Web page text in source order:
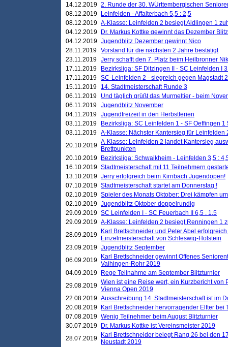
14.12.2019 2. Runde der 30. WÜrttembergischen
08.12.2019
Leinfelden - Affalterbach 5,5 : 2,5
08.12.2019 A-Klasse: Leinfelden 2 besiegt Aidlingen 1
04.12.2019
Dr. Markus Kottke gewinnt das Dezember
04.12.2019 Jugendblitz Dezember gewinnt Nico
28.11.2019 Vorstand für die nächsten 2 Jahre bestätigt
23.11.2019 Jerry schafft den 7. Platz beim Heilbronner
17.11.2019
Bezirksliga: SF Ditzingen II - SC Leinfelden I
17.11.2019 SC-Leinfelden 2 - siegreich gegen Magstadt 2
15.11.2019
14. Stadtmeisterschaft Runde 3
06.11.2019
Und täglich grüßt das Murmeltier - beim
06.11.2019 Jugendblitz November
04.11.2019 Jugendfreizeit in den Herbstferien
03.11.2019
Bezirksliga: SC Leinfelden 1 - SF Oeffingen 1
03.11.2019 A-Klasse: Nächster Kantersieg für Leinfelden
20.10.2019 A-Klasse: Leinfelden 2 landet Kantersieg
Brettpunkten
20.10.2019
Bezirksliga: Schwaikheim - Leinfelden 3,5 :
16.10.2019 Stadtmeisterschaft mit 11 Teilnehmern
13.10.2019 Jerry erfolgreich beim Kirnbach Jugendopen!
07.10.2019 Stadtmeisterschaft startet am Donnerstag !
02.10.2019 Spieler des Monats Oktober: Drei kämpfen
02.10.2019 Jugendblitz Oktober doppelrundig
29.09.2019 SC Leinfelden I - SC Feuerbach II 6,5 . 1,5
29.09.2019 A-Klasse: Leinfelden 2 besiegt Renningen 1
28.09.2019
Karl Brettschneider und Peter Abel
Einzelmeisterschaft von Schleswig-Holstein
23.09.2019 Jugendblitz September
06.09.2019
Karl Brettschneider gewinnt Offenes
Vaihingen-Rohr 2019
04.09.2019
Rege Teilnahme am September Blitzturnier
29.08.2019 Wien ist eine Reise wert, ein Kurzbericht von
Vienna Open 2019
22.08.2019 Ausschreibung 14. Stadtmeisterschaft ist im
20.08.2019
Karl Brettschneider hervorragender Elfter bei
07.08.2019 Wenig Teilnehmer beim August Blitzturnier
30.07.2019
Dr. Markus Kottke ist Vereinsmeister 2019
28.07.2019
Karl Brettschneider belegt Rang 26 bei den
Neustadt 2019